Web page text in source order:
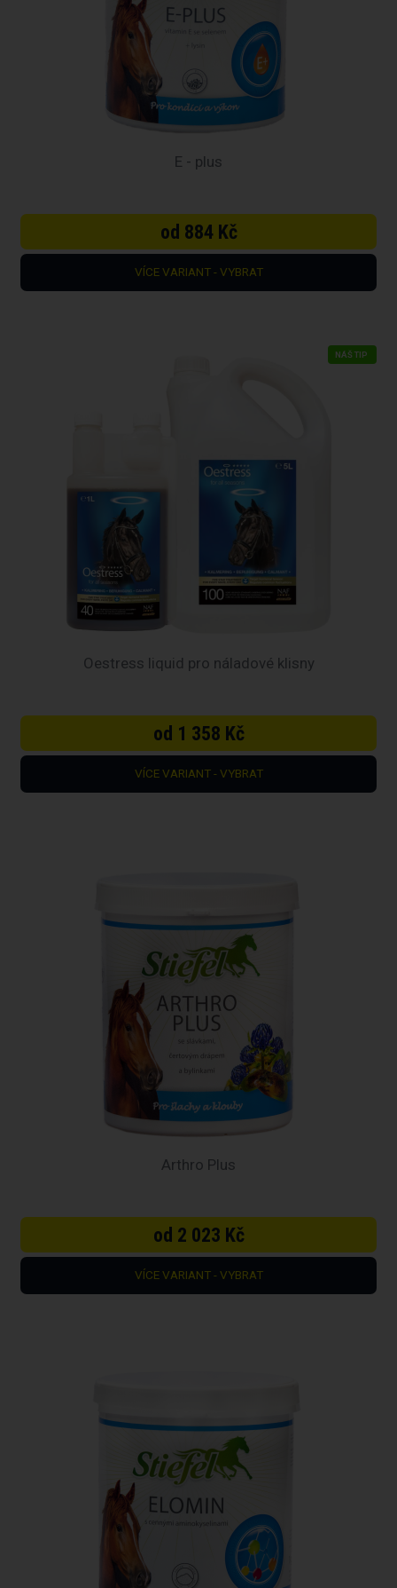
E - plus
od 884 Kč
VÍCE VARIANT - VYBRAT
NÁŠ TIP
Oestress liquid pro náladové klisny
od 1 358 Kč
VÍCE VARIANT - VYBRAT
Arthro Plus
od 2 023 Kč
VÍCE VARIANT - VYBRAT